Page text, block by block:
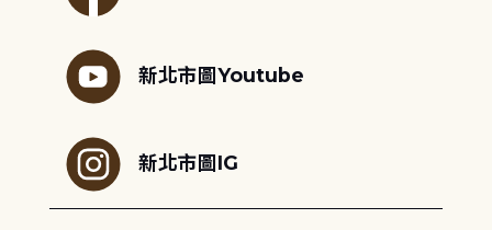
新北市圖Youtube
新北市圖IG